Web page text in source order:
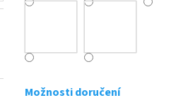
Možnosti doručení